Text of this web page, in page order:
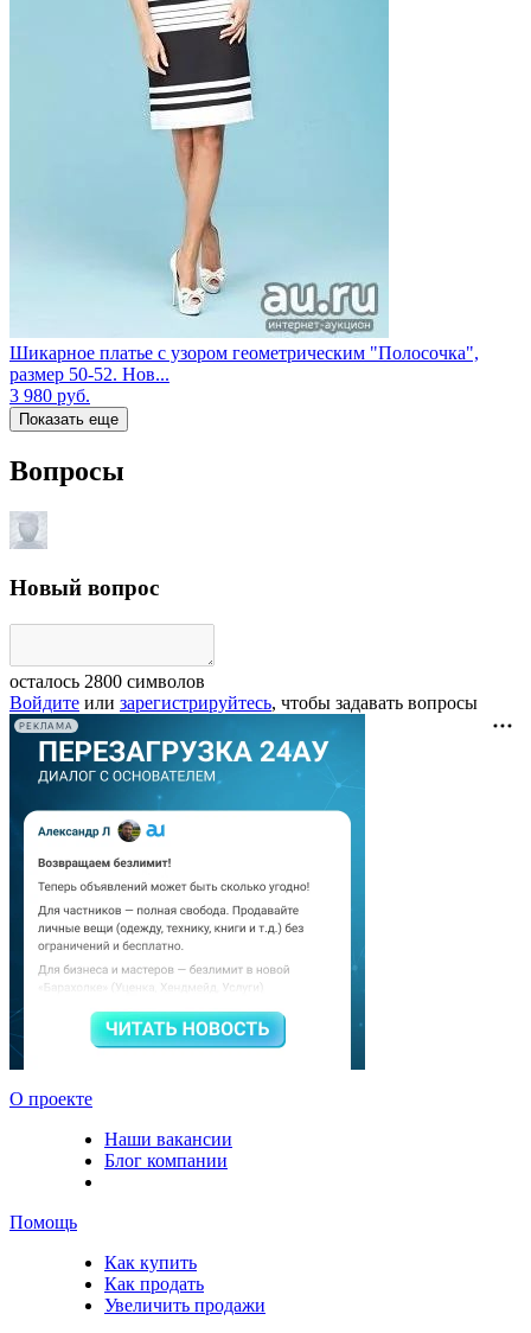
Шикарное платье с узором геометрическим "Полосочка",
размер 50-52. Нов...
3 980 руб.
Показать еще
Вопросы
Новый вопрос
осталось 2800 символов
Войдите или зарегистрируйтесь, чтобы задавать вопросы
РЕКЛАМА
О проекте
Наши вакансии
Блог компании
Помощь
Как купить
Как продать
Увеличить продажи